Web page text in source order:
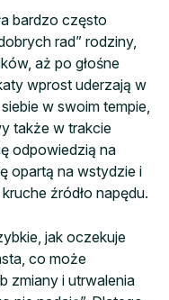
bardzo często
rad” rodziny,
aż po głośne
wprost uderzają w
w swoim tempie,
także w trakcie
odpowiedzią na
opartą na wstydzie i
źródło napędu.
jak oczekuje
co może
zmiany i utrwalenia